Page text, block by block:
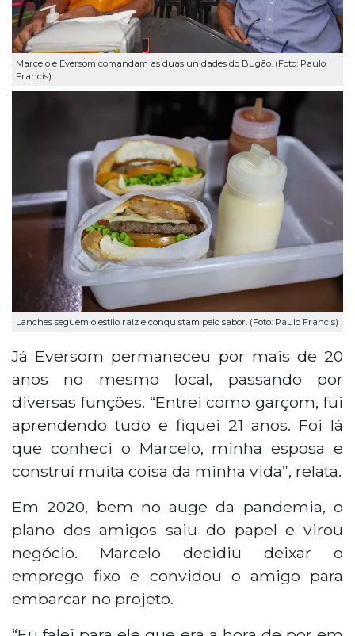
Marcelo e Eversom comandam as duas unidades do Bugão. (Foto: Paulo
Francis)
Lanches seguem o estilo raiz e conquistam pelo sabor. (Foto: Paulo Francis)
Já Eversom permaneceu por mais de 20
anos no mesmo local, passando por
diversas funções. “Entrei como garçom, fui
aprendendo tudo e fiquei 21 anos. Foi lá
que conheci o Marcelo, minha esposa e
construí muita coisa da minha vida”, relata.
Em 2020, bem no auge da pandemia, o
plano dos amigos saiu do papel e virou
negócio. Marcelo decidiu deixar o
emprego fixo e convidou o amigo para
embarcar no projeto.